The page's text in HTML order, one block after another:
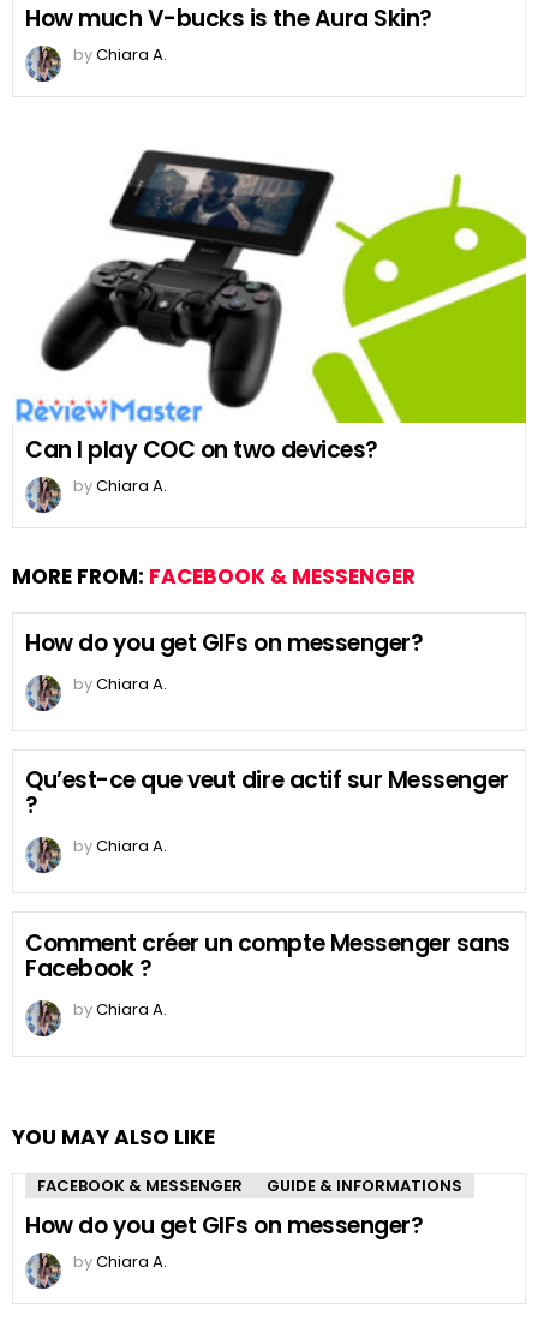
How much V-bucks is the Aura Skin?
byChiara A.
Can I play COC on two devices?
byChiara A.
MORE FROM: FACEBOOK & MESSENGER
How do you get GIFs on messenger?
byChiara A.
Qu’est-ce que veut dire actif sur Messenger
?
byChiara A.
Comment créer un compte Messenger sans
Facebook ?
byChiara A.
YOU MAY ALSO LIKE
FACEBOOK & MESSENGER GUIDE & INFORMATIONS
How do you get GIFs on messenger?
byChiara A.